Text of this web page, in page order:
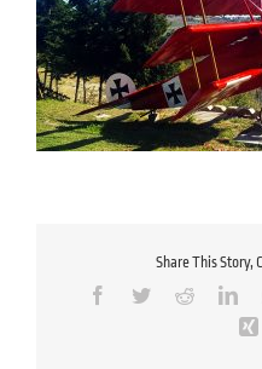
Share This Story,
Facebook
TwitterReddit